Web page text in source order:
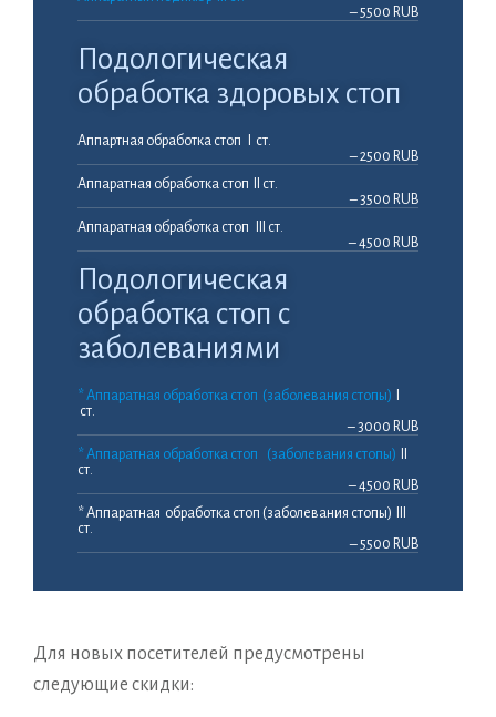
– 5500 RUB
Подологическая
обработка здоровых стоп
Аппартная обработка стоп I ст.
– 2500 RUB
Аппаратная обработка стоп II ст.
– 3500 RUB
Аппаратная обработка стоп III ст.
– 4500 RUB
Подологическая
обработка стоп с
заболеваниями
* Аппаратная обработка стоп (заболевания стопы)
ст.
– 3000 RUB
* Аппаратная обработка стоп (заболевания стопы)
ст.
– 4500 RUB
* Аппаратная обработка стоп (заболевания стопы) III
ст.
– 5500 RUB
Для новых посетителей предусмотрены
следующие скидки: